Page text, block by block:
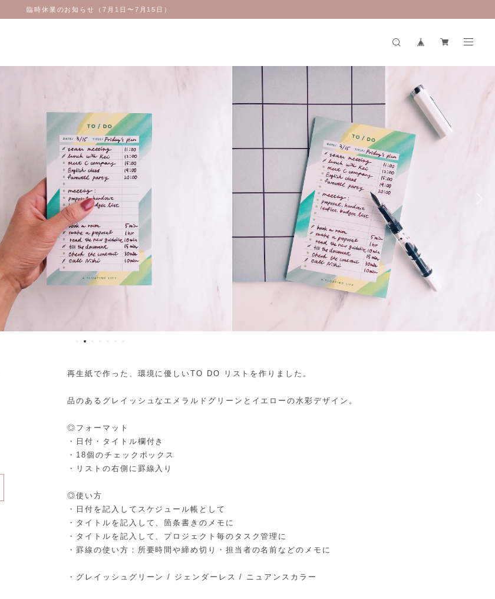
臨時休業のお知らせ（7月1日〜7月15日）
再生紙で作った、環境に優しいTO DO リストを作りました。
品のあるグレイッシュなエメラルドグリーンとイエローの水彩デザイン。
◎フォーマット
・日付・タイトル欄付き
・18個のチェックボックス
・リストの右側に罫線入り
◎使い方
・日付を記入してスケジュール帳として
・タイトルを記入して、箇条書きのメモに
・タイトルを記入して、プロジェクト毎のタスク管理に
・罫線の使い方：所要時間や締め切り・担当者の名前などのメモに
・グレイッシュグリーン / ジェンダーレス / ニュアンスカラー